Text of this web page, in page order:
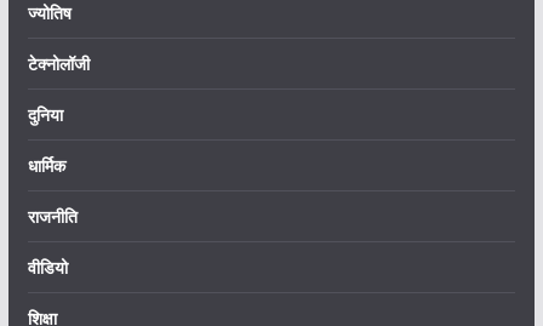
ज्योतिष
टेक्नोलॉजी
दुनिया
धार्मिक
राजनीति
वीडियो
शिक्षा